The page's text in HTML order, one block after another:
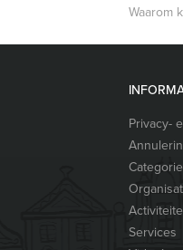
Waarom
Privacy-
Services